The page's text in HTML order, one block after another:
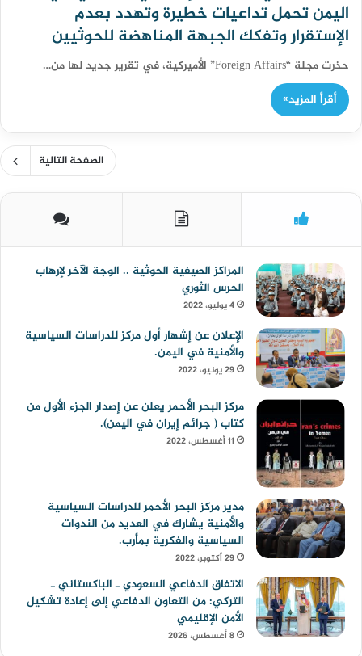
اليمن تحمل تداعيات خطيرة وتهدد بعدم
الإستقرار وتفكك الجبهة المناهضة للحوثيين
حذرت مجلة “Foreign Affairs” الأميركية، في تقرير جديد لها من…
أقرأ المزيد»
الصفحة التالية
المراكز الصيفية الحوثية .. الوجة الآخر لإرهاب
الحرس الثوري
4 يوليو، 2022
الإعلان عن إشهار أول مركز للدراسات السياسية
والأمنية في اليمن.
29 يونيو، 2022
مركز البحر الأحمر يعلن عن إصدار الجزء الأول من
كتاب ( جرائم إيران في اليمن).
11 أغسطس، 2022
مدير مركز البحر الأحمر للدراسات السياسية
والأمنية يشارك في العديد من الندوات
السياسية والفكرية بمأرب.
29 أكتوبر، 2022
الاتفاق الدفاعي السعودي ـ الباكستاني ـ
التركي: من التعاون الدفاعي إلى إعادة تشكيل
الأمن الإقليمي
8 أغسطس، 2026